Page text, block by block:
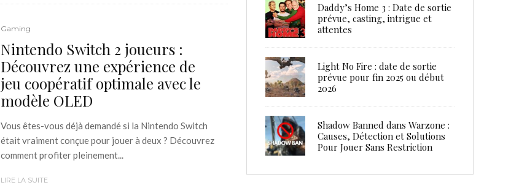
Gaming
Nintendo Switch 2 joueurs :
Découvrez une expérience de
jeu coopératif optimale avec le
modèle OLED
Vous êtes-vous déjà demandé si la Nintendo Switch
était vraiment conçue pour jouer à deux ? Découvrez
comment profiter pleinement...
LIRE LA SUITE
Daddy’s Home 3 : Date de sortie
prévue, casting, intrigue et
attentes
Light No Fire : date de sortie
prévue pour fin 2025 ou début
2026
Shadow Banned dans Warzone :
Causes, Détection et Solutions
Pour Jouer Sans Restriction